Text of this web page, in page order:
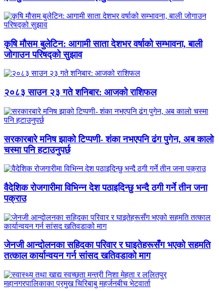
कृषि मौसम बुलेटिन: आगामी साता देशभर वर्षाको सम्भावना, बाली
जोगाउन परिषद्को सुझाव
२०८३ साउन २३ गते शनिबार: आजको राशिफल
सरकारबारे मनिष झाको टिप्पणी- शंका नभएपनि ढंग पुगेन, अब कालो
चस्मा पनि हटाउनुपर्छ
वैदेशिक रोजगारीमा विभिन्न देश पठाइदिन्छु भन्दै ठगी गर्ने तीन जना
पक्राउ
जेनजी आन्दोलनका सहिदका परिवार र घाइतेहरूसँग भएको सहमति
तत्काल कार्यान्वयन गर्न सांसद खतिवडाको माग